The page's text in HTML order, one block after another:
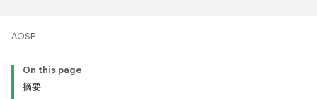
AOSP
On this page
摘要